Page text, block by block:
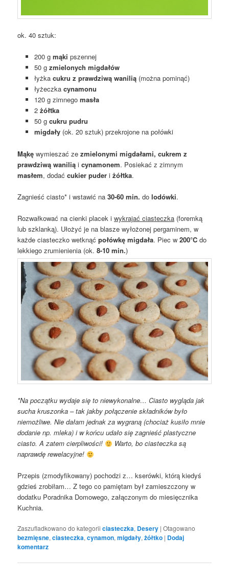
ok. 40 sztuk:
200 g mąki pszennej
50 g zmielonych migdałów
łyżka cukru z prawdziwą wanilią(można pominąć)
łyżeczka cynamonu
120 g zimnego masła
2 żółtka
50 g cukru pudru
migdały(ok. 20 sztuk) przekrojone na połówki
Mąkę wymieszać zezmielonymi migdałami, cukrem z
prawdziwą wanilią icynamonem. Posiekać z zimnym
masłem, dodaćcukier puder iżółtka.
Zagnieść ciasto* i wstawić na30-60 min. do lodówki.
Rozwałkować na cienki placek iwykrajać ciasteczka (foremką
lub szklanką). Ułożyć je na blasze wyłożonej pergaminem, w
każde ciasteczko wetknąćpołówkę migdała. Piec w200°C do
lekkiego zrumienienia (ok.8-10 min.)
*Na początku wydaje się to niewykonalne… Ciasto wygląda jak
sucha kruszonka – tak jakby połączenie składników było
niemożliwe. Nie dałam jednak za wygraną (chociaż kusiło mnie
dodanie np. mleka) i w końcu udało się zagnieść plastyczne
ciasto. A zatem cierpliwości!
Warto, bo ciasteczka są
naprawdę rewelacyjne!
Przepis (zmodyfikowany) pochodzi z… kserówki, którą kiedyś
gdzieś zrobiłam… Z tego co pamiętam był zamieszczony w
dodatku Poradnika Domowego, załączonym do miesięcznika
Kuchnia.
Zaszufladkowano do kategorii ciasteczka, Desery |Otagowano
bezmięsne,ciasteczka,cynamon,migdały,żółtko | Dodaj
komentarz